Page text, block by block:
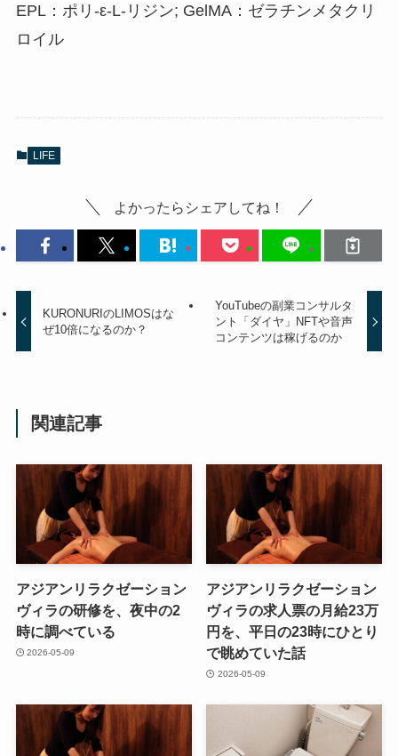
EPL：ポリ-ε-L-リジン; GelMA：ゼラチンメタクリ
ロイル
LIFE
よかったらシェアしてね！
KURONURIのLIMOSはな
ぜ10倍になるのか？
YouTubeの副業コンサルタ
ント「ダイヤ」NFTや音声
コンテンツは稼げるのか
関連記事
アジアンリラクゼーション
ヴィラの研修を、夜中の2
時に調べている
2026-05-09
アジアンリラクゼーション
ヴィラの求人票の月給23万
円を、平日の23時にひとり
で眺めていた話
2026-05-09